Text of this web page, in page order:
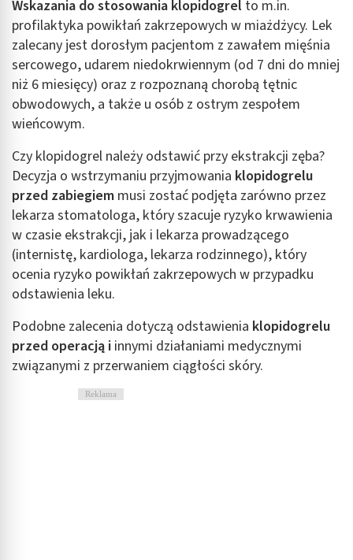
Wskazania do stosowania klopidogrel to m.in.
profilaktyka powikłań zakrzepowych w miażdżycy. Lek
zalecany jest dorosłym pacjentom z zawałem mięśnia
sercowego, udarem niedokrwiennym (od 7 dni do mniej
niż 6 miesięcy) oraz z rozpoznaną chorobą tętnic
obwodowych, a także u osób z ostrym zespołem
wieńcowym.
Czy klopidogrel należy odstawić przy ekstrakcji zęba?
Decyzja o wstrzymaniu przyjmowania klopidogrelu
przed zabiegiem musi zostać podjęta zarówno przez
lekarza stomatologa, który szacuje ryzyko krwawienia
w czasie ekstrakcji, jak i lekarza prowadzącego
(internistę, kardiologa, lekarza rodzinnego), który
ocenia ryzyko powikłań zakrzepowych w przypadku
odstawienia leku.
Podobne zalecenia dotyczą odstawienia klopidogrelu
przed operacją i innymi działaniami medycznymi
związanymi z przerwaniem ciągłości skóry.
Reklama